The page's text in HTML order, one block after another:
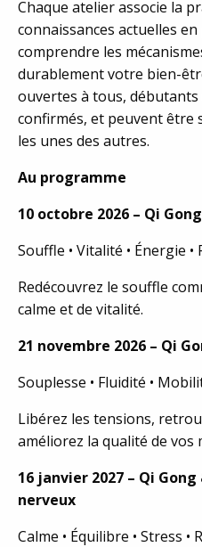
Chaque atelier associe la
connaissances actuelles
comprendre les
durablement votre bien-
ouvertes à tous,
confirmés, et peuvent être
les unes des autres.
Au programme
10 octobre 2026 – Qi
Souffle • Vitalité • Énergie •
Redécouvrez le souffle
calme et de vitalité.
21 novembre 2026 – Qi
Souplesse • Fluidité •
Libérez les tensions,
améliorez la qualité de vos
16 janvier 2027 – Qi
nerveux
Calme • Équilibre • Stress •